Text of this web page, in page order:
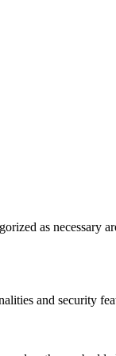
as necessary
and security